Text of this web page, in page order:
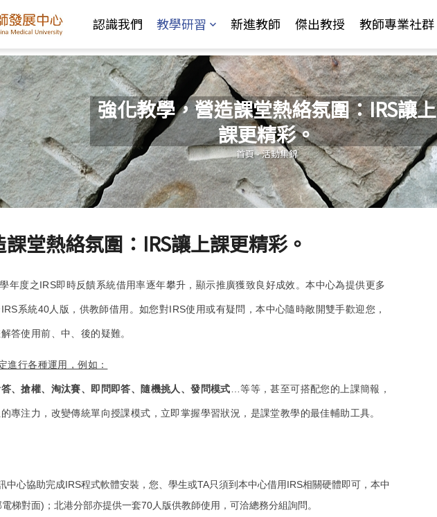
認識我們 教學研習 新進教師 傑出教授 教師專業社群
強化教學，營造課堂熱絡氛圍：IRS讓上
課更精彩。
您在這裡
首頁-活動集錦
堂熱絡氛圍：IRS讓上課更精彩。
年度之IRS即時反饋系統借用率逐年攀升，顯示推廣獲致良好成效。本中心為提供更多
系統40人版，供教師借用。如您對IRS使用或有疑問，本中心隨時敞開雙手歡迎您，
答使用前、中、後的疑難。
進行各種運用，例如：
、搶權、淘汰賽、即問即答、隨機挑人、發問模式 …等等，甚至可搭配您的上課簡報，
專注力，改變傳統單向授課模式，立即掌握學習狀況，是課堂教學的最佳輔助工具。
中心協助完成 IRS程式軟體安裝，您、學生或TA只須到本中心借用IRS相關硬體即可，本中
梯對面)；北港分部亦提供一套70人版供教師使用，可洽總務分組詢問。